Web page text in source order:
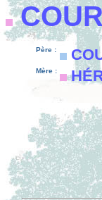
Père :
Mère :